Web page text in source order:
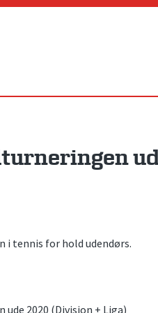
i tennis for hold udendørs.
2020 (Division + Liga)